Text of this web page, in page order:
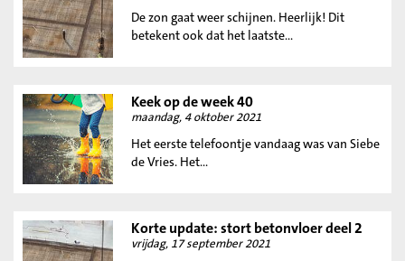
De zon gaat weer schijnen. Heerlijk! Dit
betekent ook dat het laatste...
Keek op de week 40
maandag, 4 oktober 2021
Het eerste telefoontje vandaag was van Siebe
de Vries. Het...
Korte update: stort betonvloer deel 2
vrijdag, 17 september 2021